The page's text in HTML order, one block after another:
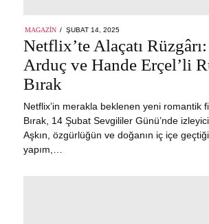
MAGAZIN
POSTED
ŞUBAT 14, 2025
2025
Netflix’te Alaçatı Rüzgârı:
Arduç ve Hande Erçel’li
Bırak
Netflix’in merakla beklenen yeni romantik
Bırak, 14 Şubat Sevgililer Günü’nde
Aşkın, özgürlüğün ve doğanın iç içe
yapım,…